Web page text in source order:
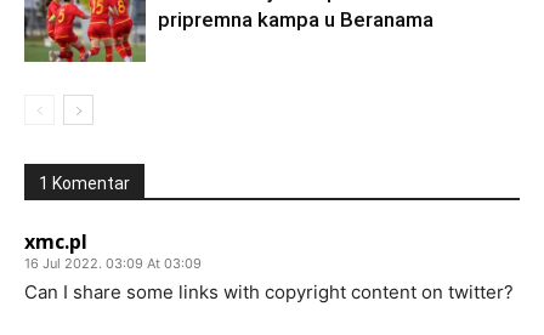
pripremna kampa u Beranama
1 Komentar
xmc.pl
16 Jul 2022. 03:09 At 03:09
Can I share some links with copyright content on twitter?